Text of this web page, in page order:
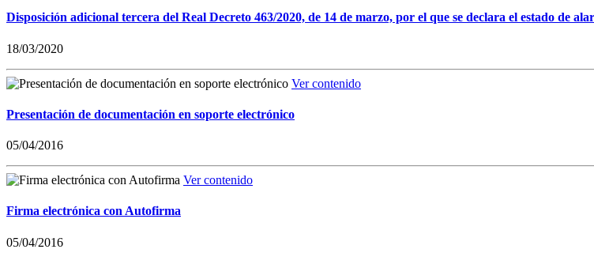
Disposición adicional tercera del Real Decreto 463/2020, de 14 de marzo, por el que se declara el estado de
18/03/2020
Ver contenido
Presentación de documentación en soporte electrónico
05/04/2016
Ver contenido
Firma electrónica con Autofirma
05/04/2016